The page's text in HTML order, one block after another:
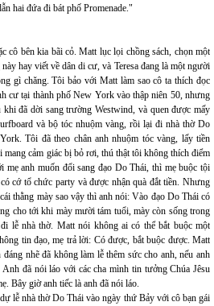
hai đứa đi bát phố Promenade."
cô bên kia bãi cỏ. Matt lục lọi chồng sách, chọn một
hay viết về dân di cư, và Teresa đang là một người
gì chăng. Tôi bảo với Matt làm sao cô ta thích đọc
cư tại thành phố New York vào thập niên 50, nhưng
đã dời sang trường Westwind, và quen được mấy
và bộ tóc nhuộm vàng, rồi lại đi nhà thờ Do
Tôi đã theo chân anh nhuộm tóc vàng, lấy tiền
mang cảm giác bị bỏ rơi, thú thật tôi không thích điểm
mẹ anh muốn đổi sang đạo Do Thái, thì mẹ buộc tội
cớ tổ chức party và được nhận quà đắt tiền. Nhưng
thằng mày sao vậy thì anh nói: Vào đạo Do Thái có
cho tới khi mày mười tám tuổi, mày còn sống trong
lễ nhà thờ. Matt nói không ai có thể bắt buộc một
tin đạo, mẹ trả lời: Có được, bắt buộc được. Matt
nhẽ đã không làm lễ thêm sức cho anh, nếu anh
đã nói láo với các cha mình tin tưởng Chúa Jêsu
Bây giờ anh tiếc là anh đã nói láo.
lễ nhà thờ Do Thái vào ngày thứ Bảy với cô bạn gái